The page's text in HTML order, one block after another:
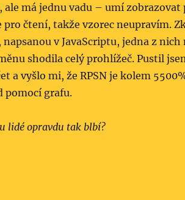
ale má jednu vadu – umí zobrazovat
pro čtení, takže vzorec neupravím.
napsanou v JavaScriptu, jedna z
shodila celý prohlížeč. Pustil
a vyšlo mi, že RPSN je kolem
pomocí grafu.
lidé opravdu tak blbí?